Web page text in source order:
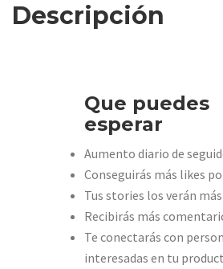
Descripción
Que puedes
esperar
Aumento diario de
Conseguirás más likes
Tus stories los verán
Recibirás más
Te conectarás con
interesadas en tu